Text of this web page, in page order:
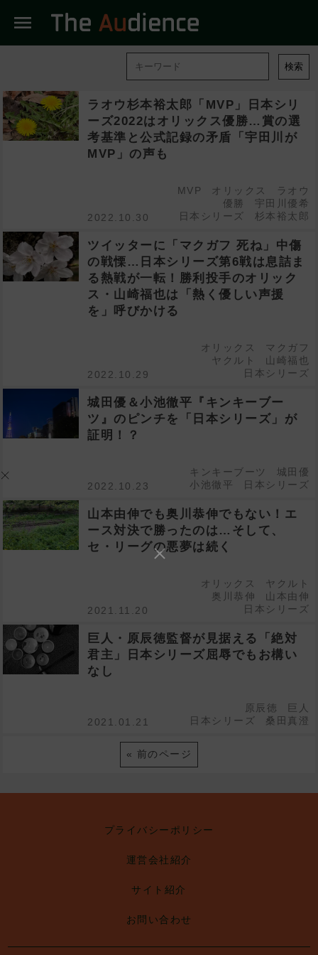
menu
検索
ラオウ杉本裕太郎「MVP」日本シリ
ーズ2022はオリックス優勝…賞の選
考基準と公式記録の矛盾「宇田川が
MVP」の声も
2022.10.30
MVP オリックス
ラオウ
優勝
宇田川優希
日本シリーズ
杉本裕太郎
ツイッターに「マクガフ 死ね」中傷
の戦慄…日本シリーズ第6戦は息詰ま
る熱戦が一転！勝利投手のオリック
ス・山崎福也は「熱く優しい声援
を」呼びかける
2022.10.29
オリックス
マクガフ
ヤクルト
山崎福也
日本シリーズ
城田優＆小池徹平『キンキーブー
ツ』のピンチを「日本シリーズ」が
証明！？
2022.10.23
キンキーブーツ
城田優
小池徹平
日本シリーズ
山本由伸でも奥川恭伸でもない！エ
ース対決で勝ったのは…そして、
セ・リーグの悪夢は続く
2021.11.20
オリックス
ヤクルト
奥川恭伸
山本由伸
日本シリーズ
巨人・原辰徳監督が見据える「絶対
君主」日本シリーズ屈辱でもお構い
なし
2021.01.21
原辰徳
巨人
日本シリーズ
桑田真澄
« 前のページ
プライバシーポリシー
運営会社紹介
サイト紹介
お問い合わせ